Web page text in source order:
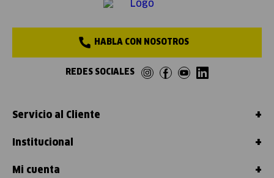
HABLA CON NOSOTROS
REDES SOCIALES
Servicio al Cliente +
Institucional +
Mi cuenta +